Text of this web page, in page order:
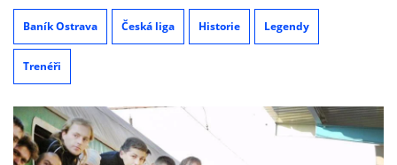
Baník Ostrava Česká liga Historie Legendy
Trenéři